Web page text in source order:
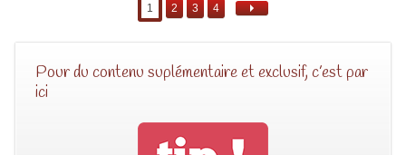
1 2 3 4
Pour du contenu suplémentaire et exclusif, c’est par
ici